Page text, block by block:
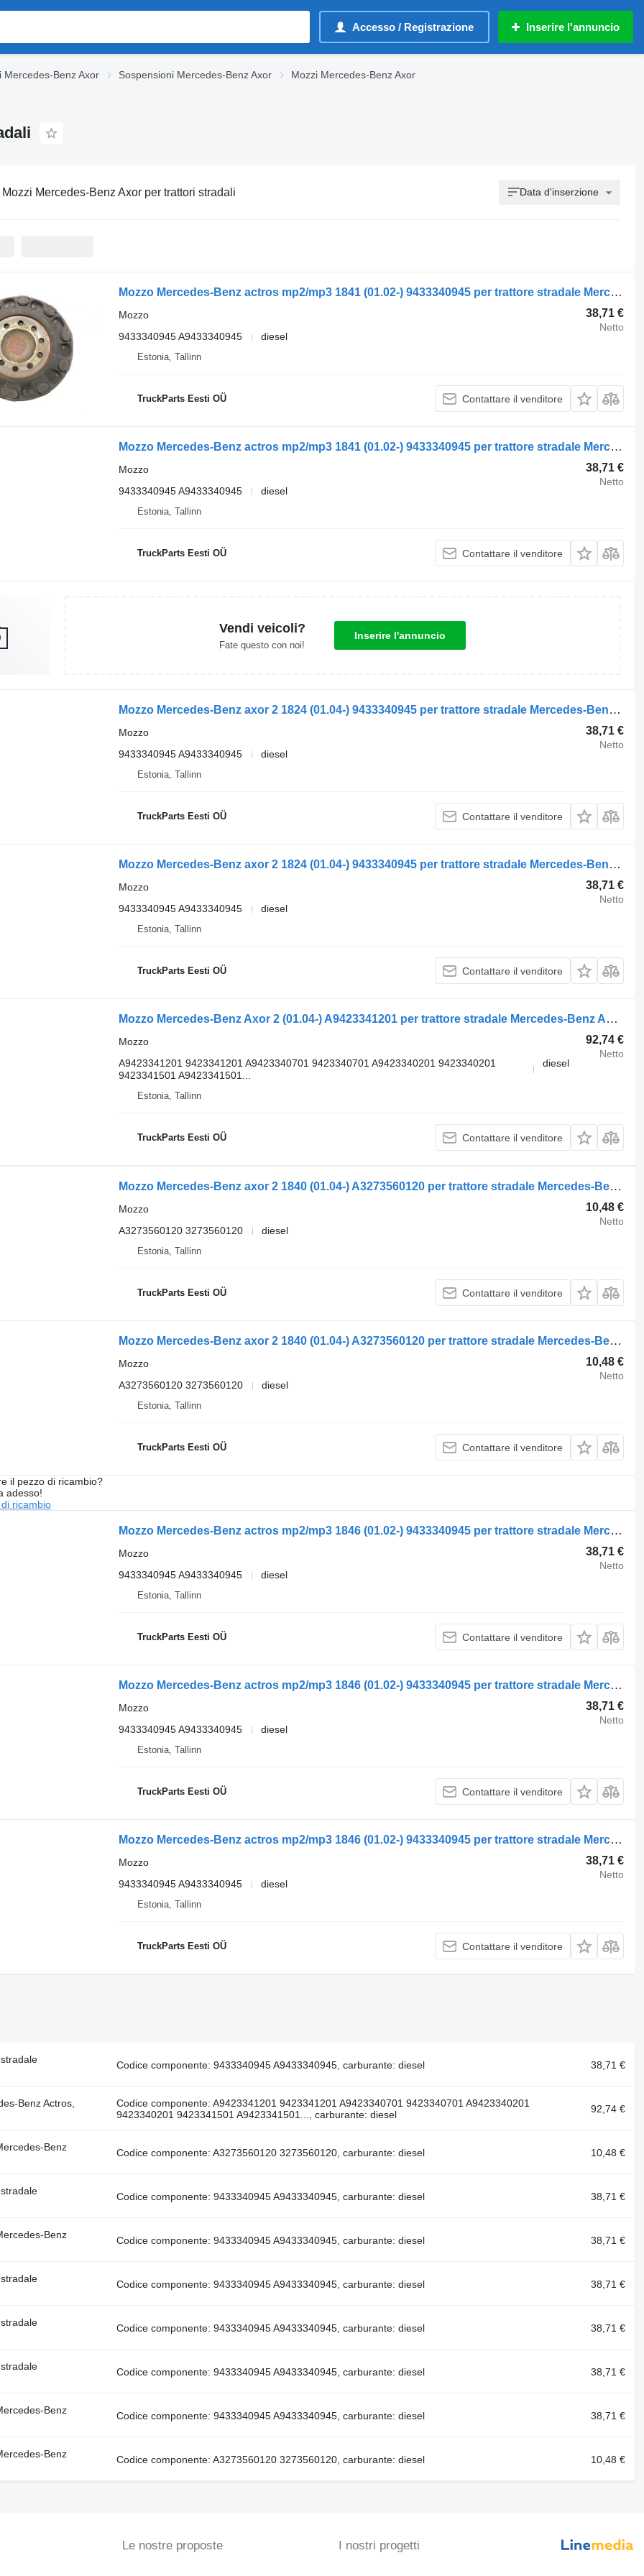
Accesso / Registrazione Inserire l'annuncio
Mercedes-Benz Axor Sospensioni Mercedes-Benz Axor
Mozzi Mercedes-Benz Axor
Mozzi Mercedes-Benz Axor per trattori stradali Data d'inserzione
Mozzo Mercedes-Benz actros mp2/mp3 1841 (01.02-) 9433340945 per trattore stradale Mercedes-Benz Actros, Axor MP1, MP2, MP3 (1996-2014)
38,71 €
Netto
Mozzo
9433340945 A9433340945
diesel
Estonia, Tallinn
TruckParts Eesti OÜ Contattare il venditore
Mozzo Mercedes-Benz actros mp2/mp3 1841 (01.02-) 9433340945 per trattore stradale Mercedes-Benz Actros, Axor MP1, MP2, MP3 (1996-2014)
38,71 €
Netto
Mozzo
9433340945 A9433340945
diesel
Estonia, Tallinn
TruckParts Eesti OÜ Contattare il venditore
Vendi veicoli?
Fate questo con noi!
Inserire l'annuncio
Mozzo Mercedes-Benz axor 2 1824 (01.04-) 9433340945 per trattore stradale Mercedes-Benz Actros, Axor MP1, MP2, MP3 (1996-2014)
38,71 €
Netto
Mozzo
9433340945 A9433340945
diesel
Estonia, Tallinn
TruckParts Eesti OÜ Contattare il venditore
Mozzo Mercedes-Benz axor 2 1824 (01.04-) 9433340945 per trattore stradale Mercedes-Benz Actros, Axor MP1, MP2, MP3 (1996-2014)
38,71 €
Netto
Mozzo
9433340945 A9433340945
diesel
Estonia, Tallinn
TruckParts Eesti OÜ Contattare il venditore
Mozzo Mercedes-Benz Axor 2 (01.04-) A9423341201 per trattore stradale Mercedes-Benz Actros, Axor MP1, MP2, MP3 (1996-2014)
92,74 €
Netto
Mozzo
A9423341201 9423341201 A9423340701 9423340701 A9423340201 9423340201
9423341501 A9423341501...
diesel
Estonia, Tallinn
TruckParts Eesti OÜ Contattare il venditore
Mozzo Mercedes-Benz axor 2 1840 (01.04-) A3273560120 per trattore stradale Mercedes-Benz Actros, Axor MP1, MP2, MP3 (1996-2014)
10,48 €
Netto
Mozzo
A3273560120 3273560120
diesel
Estonia, Tallinn
TruckParts Eesti OÜ Contattare il venditore
Mozzo Mercedes-Benz axor 2 1840 (01.04-) A3273560120 per trattore stradale Mercedes-Benz Actros, Axor MP1, MP2, MP3 (1996-2014)
10,48 €
Netto
Mozzo
A3273560120 3273560120
diesel
Estonia, Tallinn
TruckParts Eesti OÜ Contattare il venditore
il pezzo di ricambio?
adesso!
ricambio
Mozzo Mercedes-Benz actros mp2/mp3 1846 (01.02-) 9433340945 per trattore stradale Mercedes-Benz Actros, Axor MP1, MP2, MP3 (1996-2014)
38,71 €
Netto
Mozzo
9433340945 A9433340945
diesel
Estonia, Tallinn
TruckParts Eesti OÜ Contattare il venditore
Mozzo Mercedes-Benz actros mp2/mp3 1846 (01.02-) 9433340945 per trattore stradale Mercedes-Benz Actros, Axor MP1, MP2, MP3 (1996-2014)
38,71 €
Netto
Mozzo
9433340945 A9433340945
diesel
Estonia, Tallinn
TruckParts Eesti OÜ Contattare il venditore
Mozzo Mercedes-Benz actros mp2/mp3 1846 (01.02-) 9433340945 per trattore stradale Mercedes-Benz Actros, Axor MP1, MP2, MP3 (1996-2014)
38,71 €
Netto
Mozzo
9433340945 A9433340945
diesel
Estonia, Tallinn
TruckParts Eesti OÜ Contattare il venditore
Codice componente: 9433340945 A9433340945, carburante: diesel 38,71 €
Benz Actros,
Codice componente: A9423341201 9423341201 A9423340701 9423340701 A9423340201
9423340201 9423341501 A9423341501..., carburante: diesel
92,74 €
Benz
Codice componente: A3273560120 3273560120, carburante: diesel 10,48 €
Codice componente: 9433340945 A9433340945, carburante: diesel 38,71 €
Benz
Codice componente: 9433340945 A9433340945, carburante: diesel 38,71 €
Codice componente: 9433340945 A9433340945, carburante: diesel 38,71 €
Codice componente: 9433340945 A9433340945, carburante: diesel 38,71 €
Codice componente: 9433340945 A9433340945, carburante: diesel 38,71 €
Benz
Codice componente: 9433340945 A9433340945, carburante: diesel 38,71 €
Benz
Codice componente: A3273560120 3273560120, carburante: diesel 10,48 €
Le nostre proposte I nostri progetti